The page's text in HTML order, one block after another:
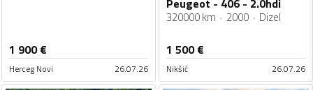
1 900€
Herceg Novi 26.07.26
Peugeot - 406 - 2.0hdi
320000 km 2000 Dizel
1 500€
Nikšić 26.07.26